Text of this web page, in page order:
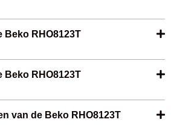
Beko RHO8123T
Beko RHO8123T
van de Beko RHO8123T